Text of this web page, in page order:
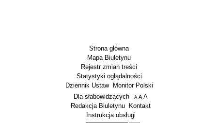
Strona główna
Mapa Biuletynu
Rejestr zmian treści
Statystyki oglądalności
Dziennik Ustaw
Monitor Polski
Menu dodatkowe
Dla słabowidzących A pomniejsz czcionkę
A standardowy rozmiar czcionki
A
Redakcja Biuletynu
Kontakt
Instrukcja obsługi